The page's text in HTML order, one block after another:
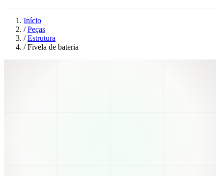
Início
/ Peças
/ Estrutura
/ Fivela de bateria